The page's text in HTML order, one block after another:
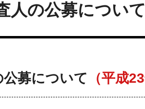
人の公募について
募について （平成